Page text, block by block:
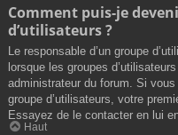
Comment puis-je
d’utilisateurs ?
Le responsable d’un groupe
lorsque les groupes
administrateur du forum. Si
groupe d’utilisateurs, votre
Essayez de le contacter en lui
Haut